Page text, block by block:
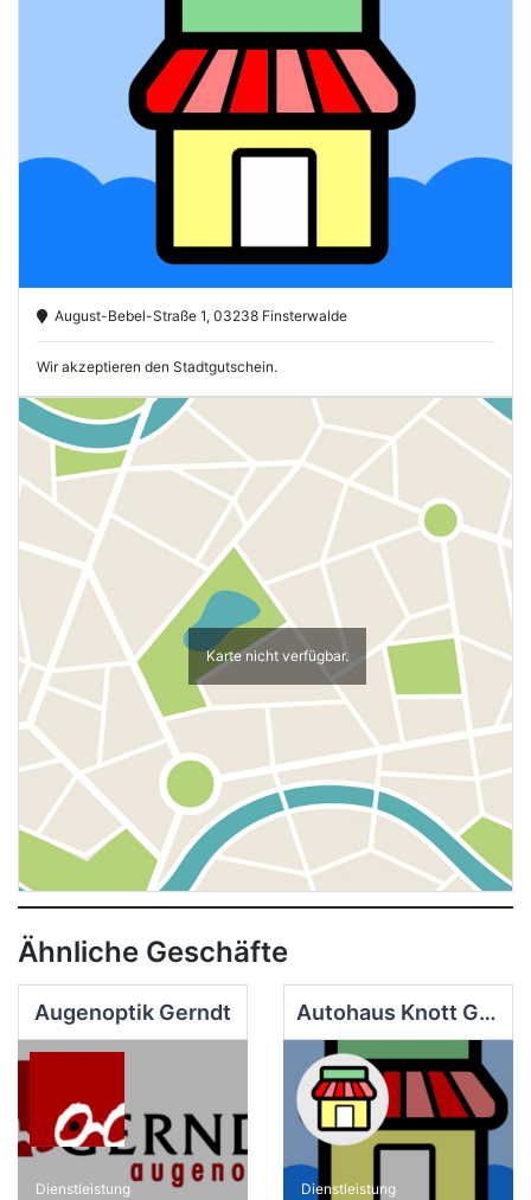
August-Bebel-Straße 1, 03238 Finsterwalde
Wir akzeptieren den Stadtgutschein.
Karte nicht verfügbar.
Ähnliche Geschäfte
Augenoptik Gerndt
Dienstleistung
Autohaus Knott GmbH Finsterwalde
Dienstleistung